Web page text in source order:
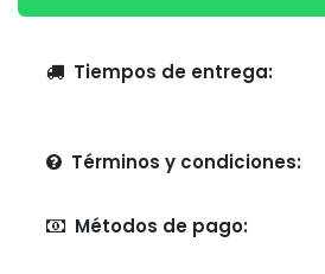
Tiempos de
Términos y condiciones:
Métodos de pago: